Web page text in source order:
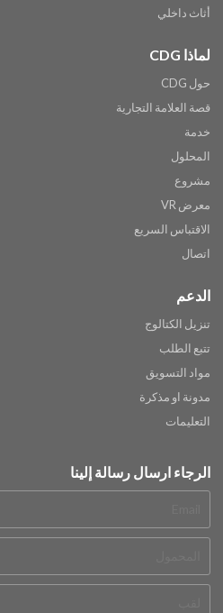
أثاث داخلي
لماذا CDG
حول CDG
قصة العلامة التجارية
خدمة
المحلول
مشروع
معرض VR
الاقتباس السريع
اتصال
الدعم
تنزيل الكتالوج
تتبع الطلب
مواد التسويق
مدونة او مذكرة
التعليمات
الرجاء ارسال رسالة إلينا